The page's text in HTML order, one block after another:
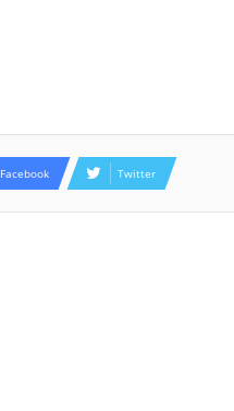
Facebook Twitter